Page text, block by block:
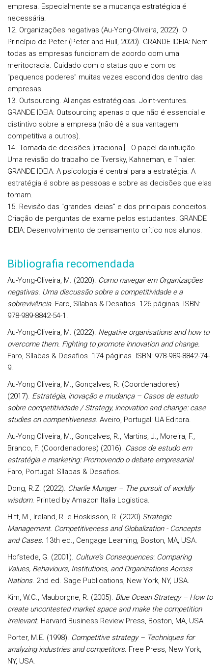
empresa. Especialmente se a mudança estratégica é
necessária.
12. Organizações negativas (Au-Yong-Oliveira, 2022). O
Princípio de Peter (Peter and Hull, 2020). GRANDE IDEIA: Nem
todas as empresas funcionam de acordo com uma
meritocracia. Cuidado com o status quo e com os
"pequenos poderes" muitas vezes escondidos dentro das
empresas.
13. Outsourcing. Alianças estratégicas. Joint-ventures.
GRANDE IDEIA: Outsourcing apenas o que não é essencial e
distintivo sobre a empresa (não dê a sua vantagem
competitiva a outros).
14. Tomada de decisões [irracional] . O papel da intuição.
Uma revisão do trabalho de Tversky, Kahneman, e Thaler.
GRANDE IDEIA: A psicologia é central para a estratégia. A
estratégia é sobre as pessoas e sobre as decisões que elas
tomam.
15. Revisão das "grandes ideias" e dos principais conceitos.
Criação de perguntas de exame pelos estudantes. GRANDE
IDEIA: Desenvolvimento de pensamento crítico nos alunos.
Bibliografia recomendada
Au-Yong-Oliveira, M. (2020). Como navegar em Organizações
negativas. Uma discussão sobre a competitividade e a
sobrevivência. Faro, Sílabas & Desafios. 126 páginas. ISBN:
978-989-8842-54-1.
Au-Yong-Oliveira, M. (2022). Negative organisations and how to
overcome them. Fighting to promote innovation and change.
Faro, Sílabas & Desafios. 174 páginas. ISBN: 978-989-8842-74-
9.
Au-Yong Oliveira, M., Gonçalves, R. (Coordenadores)
(2017). Estratégia, inovação e mudança – Casos de estudo
sobre competitividade / Strategy, innovation and change: case
studies on competitiveness. Aveiro, Portugal: UA Editora.
Au-Yong Oliveira, M., Gonçalves, R., Martins, J., Moreira, F.,
Branco, F. (Coordenadores) (2016). Casos de estudo em
estratégia e marketing: Promovendo o debate empresarial.
Faro, Portugal: Sílabas & Desafios.
Dong, R.Z. (2022). Charlie Munger – The pursuit of worldly
wisdom. Printed by Amazon Italia Logistica.
Hitt, M., Ireland, R. e Hoskisson, R. (2020) Strategic
Management. Competitiveness and Globalization - Concepts
and Cases. 13th ed., Cengage Learning, Boston, MA, USA.
Hofstede, G. (2001). Culture’s Consequences: Comparing
Values, Behaviours, Institutions, and Organizations Across
Nations. 2nd ed. Sage Publications, New York, NY, USA.
Kim, W.C., Mauborgne, R. (2005). Blue Ocean Strategy – How to
create uncontested market space and make the competition
irrelevant. Harvard Business Review Press, Boston, MA, USA.
Porter, M.E. (1998). Competitive strategy – Techniques for
analyzing industries and competitors. Free Press, New York,
NY, USA.